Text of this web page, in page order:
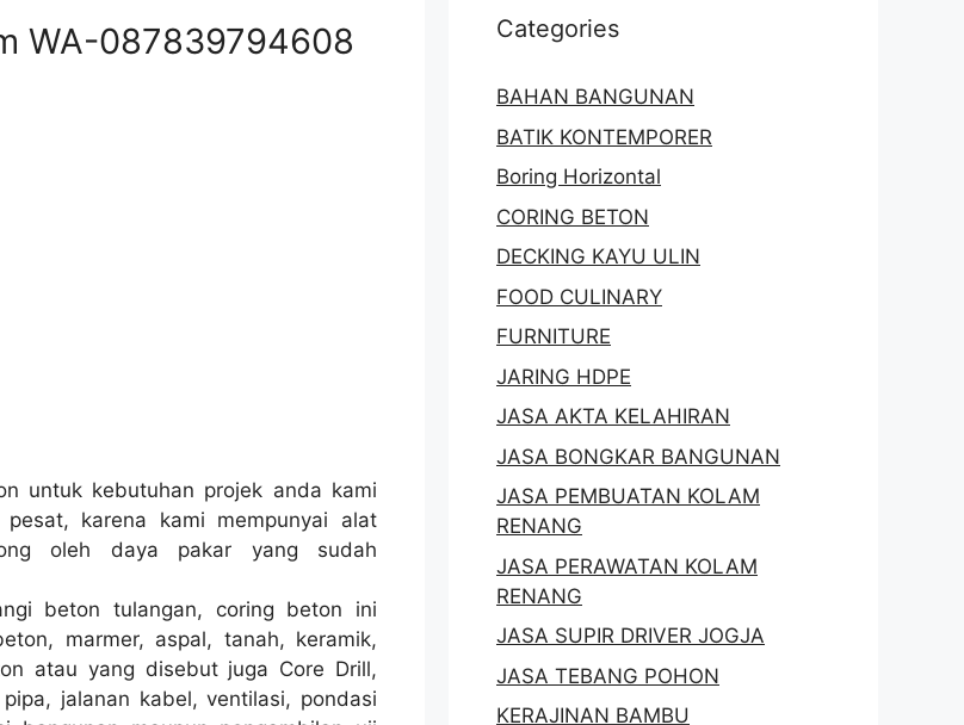
WA-087839794608
untuk kebutuhan projek anda kami
karena kami mempunyai alat
oleh daya pakar yang sudah
beton tulangan, coring beton ini
marmer, aspal, tanah, keramik,
atau yang disebut juga Core Drill,
jalanan kabel, ventilasi, pondasi
Categories
BAHAN BANGUNAN
BATIK KONTEMPORER
Boring Horizontal
CORING BETON
DECKING KAYU ULIN
FOOD CULINARY
FURNITURE
JARING HDPE
JASA AKTA KELAHIRAN
JASA BONGKAR BANGUNAN
JASA PEMBUATAN KOLAM
RENANG
JASA PERAWATAN KOLAM
RENANG
JASA SUPIR DRIVER JOGJA
JASA TEBANG POHON
KERAJINAN BAMBU